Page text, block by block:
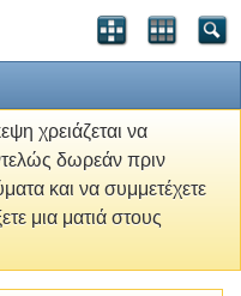
χρειάζεται να
δωρεάν πριν
και να συμμετέχετε
μια ματιά στους